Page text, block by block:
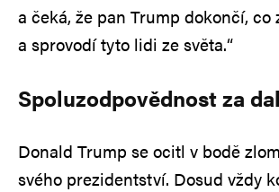
a čeká, že pan Trump dokončí, co
a sprovodí tyto lidi ze světa.“
Spoluzodpovědnost za
Donald Trump se ocitl v bodě
svého prezidentství. Dosud vždy